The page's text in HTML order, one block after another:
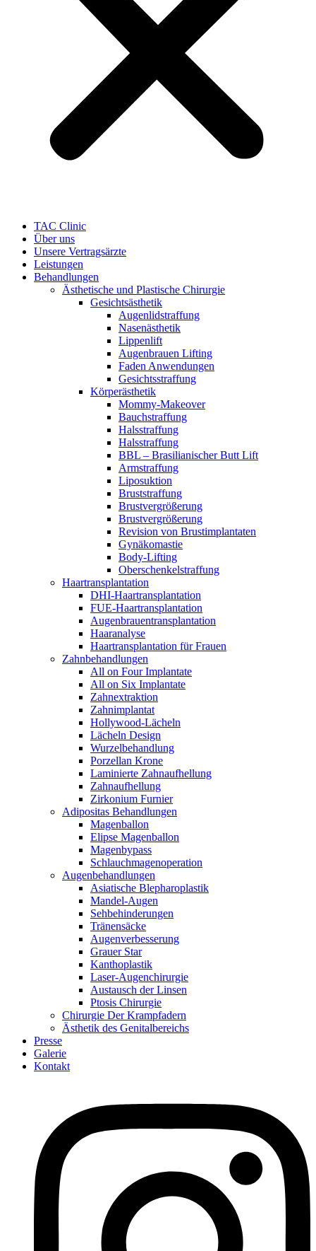
TAC Clinic
Über uns
Unsere Vertragsärzte
Leistungen
Behandlungen
Ästhetische und Plastische Chirurgie
Gesichtsästhetik
Augenlidstraffung
Nasenästhetik
Lippenlift
Augenbrauen Lifting
Faden Anwendungen
Gesichtsstraffung
Körperästhetik
Mommy-Makeover
Bauchstraffung
Halsstraffung
Halsstraffung
BBL – Brasilianischer Butt Lift
Armstraffung
Liposuktion
Bruststraffung
Brustvergrößerung
Brustvergrößerung
Revision von Brustimplantaten
Gynäkomastie
Body-Lifting
Oberschenkelstraffung
Haartransplantation
DHI-Haartransplantation
FUE-Haartransplantation
Augenbrauentransplantation
Haaranalyse
Haartransplantation für Frauen
Zahnbehandlungen
All on Four Implantate
All on Six Implantate
Zahnextraktion
Zahnimplantat
Hollywood-Lächeln
Lächeln Design
Wurzelbehandlung
Porzellan Krone
Laminierte Zahnaufhellung
Zahnaufhellung
Zirkonium Furnier
Adipositas Behandlungen
Magenballon
Elipse Magenballon
Magenbypass
Schlauchmagenoperation
Augenbehandlungen
Asiatische Blepharoplastik
Mandel-Augen
Sehbehinderungen
Tränensäcke
Augenverbesserung
Grauer Star
Kanthoplastik
Laser-Augenchirurgie
Austausch der Linsen
Ptosis Chirurgie
Chirurgie Der Krampfadern
Ästhetik des Genitalbereichs
Presse
Galerie
Kontakt